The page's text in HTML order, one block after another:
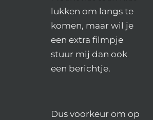
lukken om langs te
komen, maar wil je
een extra filmpje
stuur mij dan ook
een berichtje.
Dus voorkeur om op